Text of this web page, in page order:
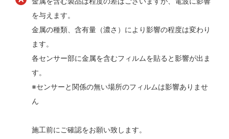
を与えます。
金属の種類、含有量（濃さ）により影響の程度は変わり
ます。
各センサー部に金属を含むフィルムを貼ると影響が出ま
す。
※センサーと関係の無い場所のフィルムは影響ありませ
ん
施工前にご確認をお願い致します。